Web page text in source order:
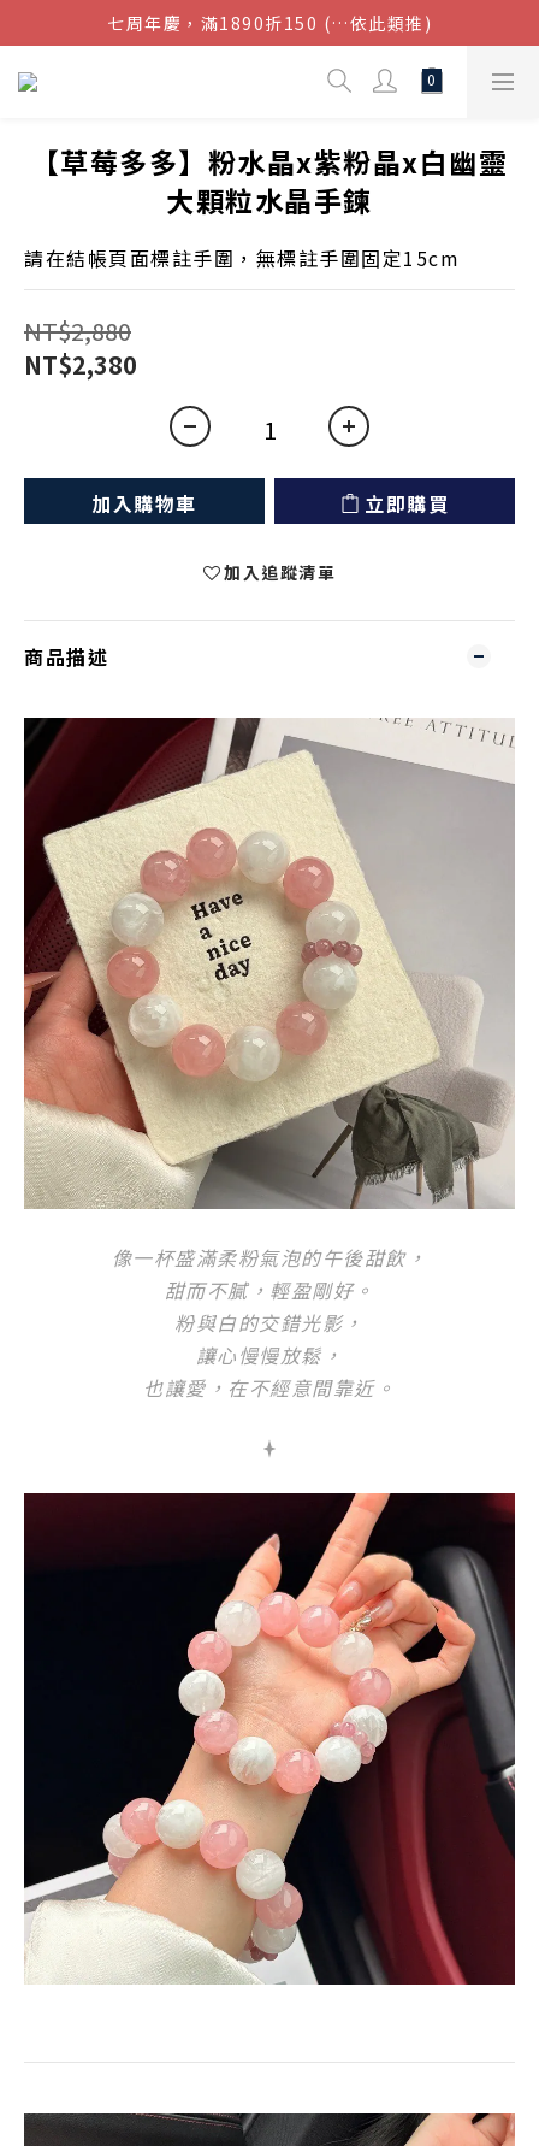
結帳金額滿$1080超取免運
七周年慶，滿1890折150 (…依此類推)
點我加入官方LINE帳號，獲得50元現金券
【草莓多多】粉水晶x紫粉晶x白幽靈
大顆粒水晶手鍊
請在結帳頁面標註手圍，無標註手圍固定15cm
NT$2,880
NT$2,380
加入購物車 立即購買
加入追蹤清單
商品描述
像一杯盛滿柔粉氣泡的午後甜飲，
甜而不膩，輕盈剛好。
粉與白的交錯光影，
讓心慢慢放鬆，
也讓愛，在不經意間靠近。